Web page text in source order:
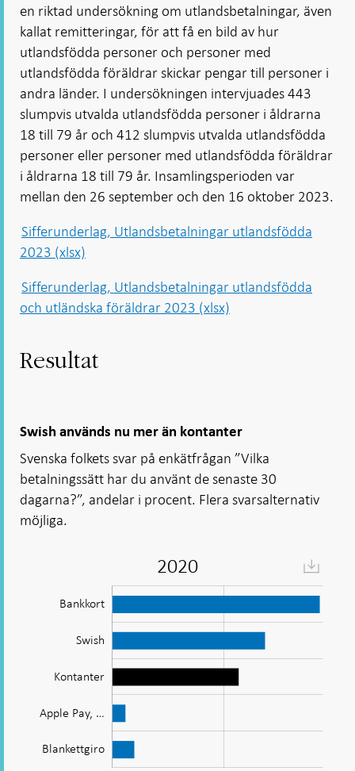
en riktad undersökning om utlandsbetalningar, även
kallat remitteringar, för att få en bild av hur
utlandsfödda personer och personer med
utlandsfödda föräldrar skickar pengar till personer i
andra länder. I undersökningen intervjuades 443
slumpvis utvalda utlandsfödda personer i åldrarna
18 till 79 år och 412 slumpvis utvalda utlandsfödda
personer eller personer med utlandsfödda föräldrar
i åldrarna 18 till 79 år. Insamlingsperioden var
mellan den 26 september och den 16 oktober 2023.
Sifferunderlag, Utlandsbetalningar utlandsfödda
2023 (xlsx)
Sifferunderlag, Utlandsbetalningar utlandsfödda
och utländska föräldrar 2023 (xlsx)
Resultat
Swish används nu mer än kontanter
Svenska folkets svar på enkätfrågan ”Vilka
betalningssätt har du använt de senaste 30
dagarna?”, andelar i procent. Flera svarsalternativ
möjliga.
används
Apple Pay, …
Bankkort
Swish
Kontanter
Apple Pay, …
Blankettgiro
2022